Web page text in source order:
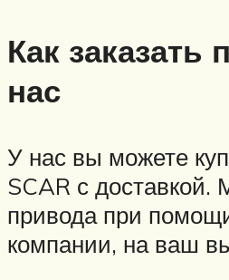
Как заказать
нас
У нас вы можете
SCAR с
привода при
компании, на ваш